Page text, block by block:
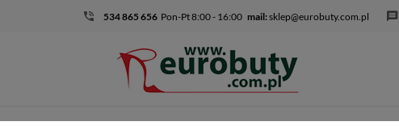
534 865 656 Pon-Pt 8:00 - 16:00 mail:sklep@eurobuty.com.pl